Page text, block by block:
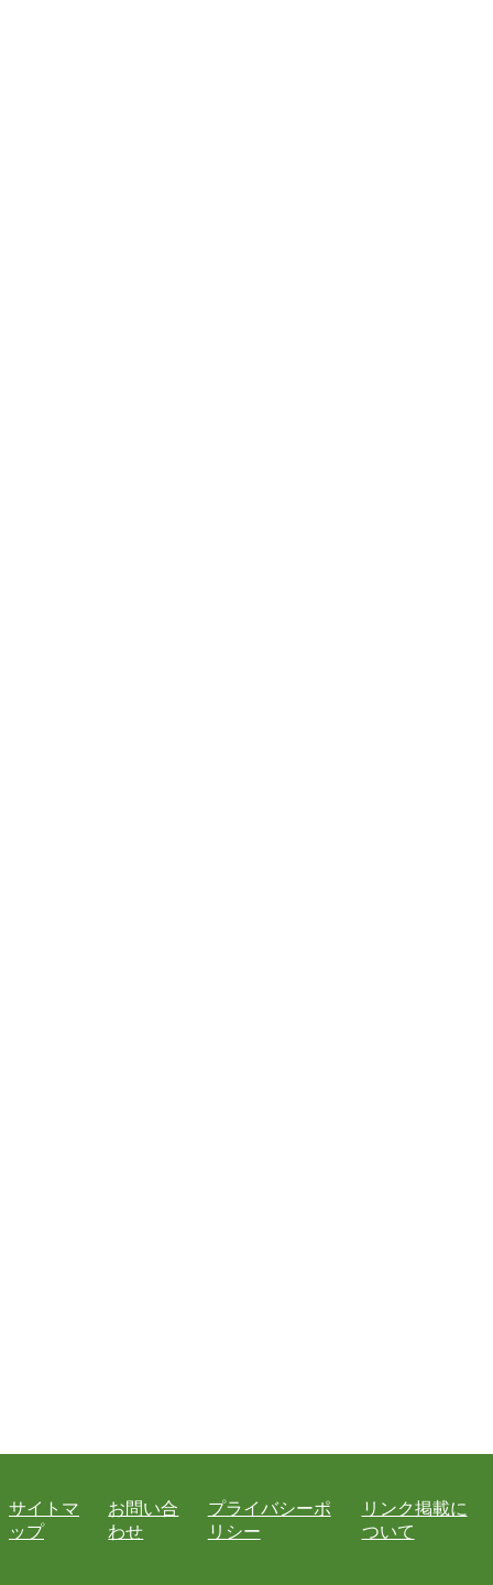
サイトマ
ップ
お問い合
わせ
プライバシーポ
リシー
リンク掲載に
ついて